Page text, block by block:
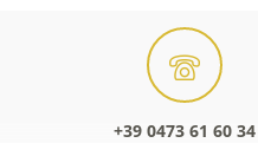
+39 0473 61 60 34